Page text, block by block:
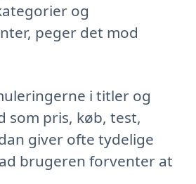
og
peger det mod
i titler og
som pris, køb, test,
giver ofte tydelige
brugeren forventer at